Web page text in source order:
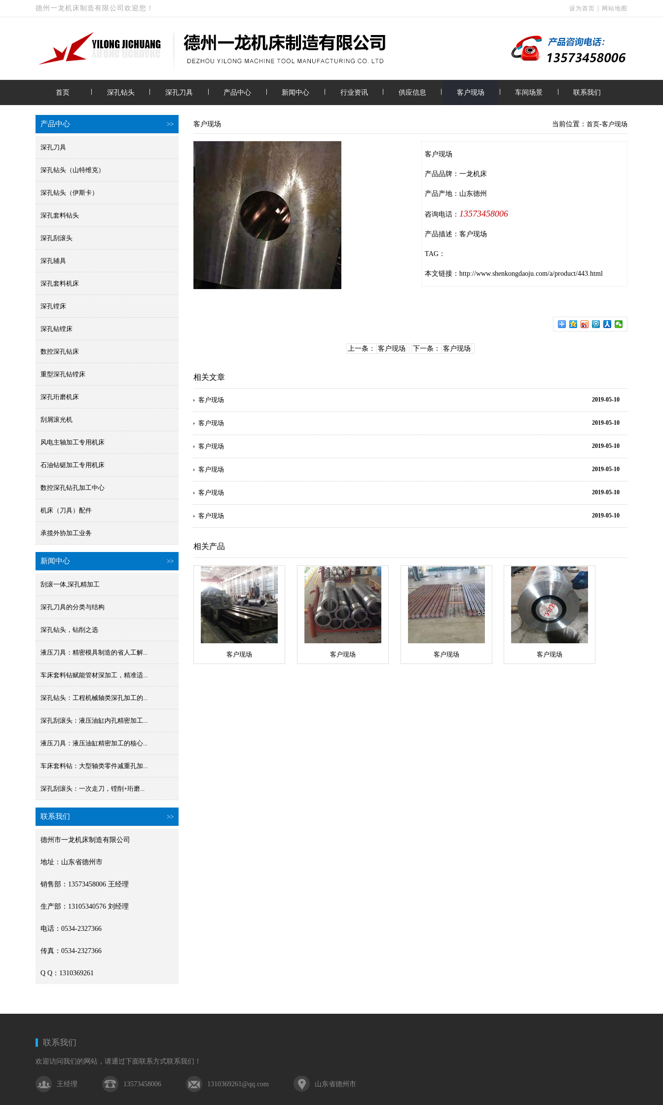
德州一龙机床制造有限公司欢迎您！ 设为首页 网站地图
首页 深孔钻头 深孔刀具 产品中心 新闻中心 行业资讯 供应信息 客户现场 车间场景 联系我们
产品中心 >>
深孔刀具
深孔钻头（山特维克）
深孔钻头（伊斯卡）
深孔套料钻头
深孔刮滚头
深孔辅具
深孔套料机床
深孔镗床
深孔钻镗床
数控深孔钻床
重型深孔钻镗床
深孔珩磨机床
刮屑滚光机
风电主轴加工专用机床
石油钻铤加工专用机床
数控深孔钻孔加工中心
机床（刀具）配件
承揽外协加工业务
新闻中心 >>
刮滚一体,深孔精加工
深孔刀具的分类与结构
深孔钻头，钻削之选
液压刀具：精密模具制造的省人工解...
车床套料钻赋能管材深加工，精准适...
深孔钻头：工程机械轴类深孔加工的...
深孔刮滚头：液压油缸内孔精密加工...
液压刀具：液压油缸精密加工的核心...
车床套料钻：大型轴类零件减重孔加...
深孔刮滚头：一次走刀，镗削+珩磨...
联系我们 >>
德州市一龙机床制造有限公司
地址：山东省德州市
销售部：13573458006 王经理
生产部：13105340576 刘经理
电话：0534-2327366
传真：0534-2327366
Q Q：1310369261
当前位置： 首页-客户现场
客户现场
客户现场
产品品牌：一龙机床
产品产地：山东德州
咨询电话： 13573458006
产品描述：客户现场
TAG：
本文链接： http://www.shenkongdaoju.com/a/product/443.html
上一条： 客户现场 下一条： 客户现场
相关文章
2019-05-10
客户现场
2019-05-10
客户现场
2019-05-10
客户现场
2019-05-10
客户现场
2019-05-10
客户现场
2019-05-10
客户现场
相关产品
客户现场 客户现场 客户现场 客户现场
联系我们
欢迎访问我们的网站，请通过下面联系方式联系我们！
王经理 13573458006 1310369261@qq.com 山东省德州市